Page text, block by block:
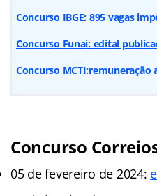
Concurso IBGE: 895 vagas
Concurso Funai: edital
Concurso MCTI:remuneração
Concurso
05 de fevereiro de 2024: